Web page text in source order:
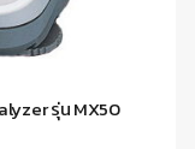
รุ่น MX50